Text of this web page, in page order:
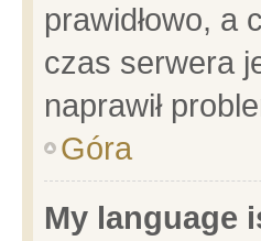
prawidłowo, a
czas serwera
naprawił
Góra
My language